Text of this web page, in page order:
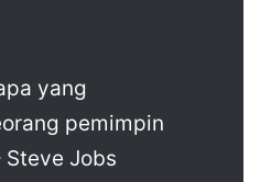
yang
pemimpin
Steve Jobs